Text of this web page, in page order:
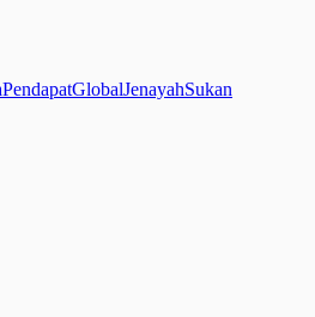
PendapatGlobalJenayahSukan